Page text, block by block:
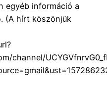
egyéb információ a
(A hírt köszönjük
channel/